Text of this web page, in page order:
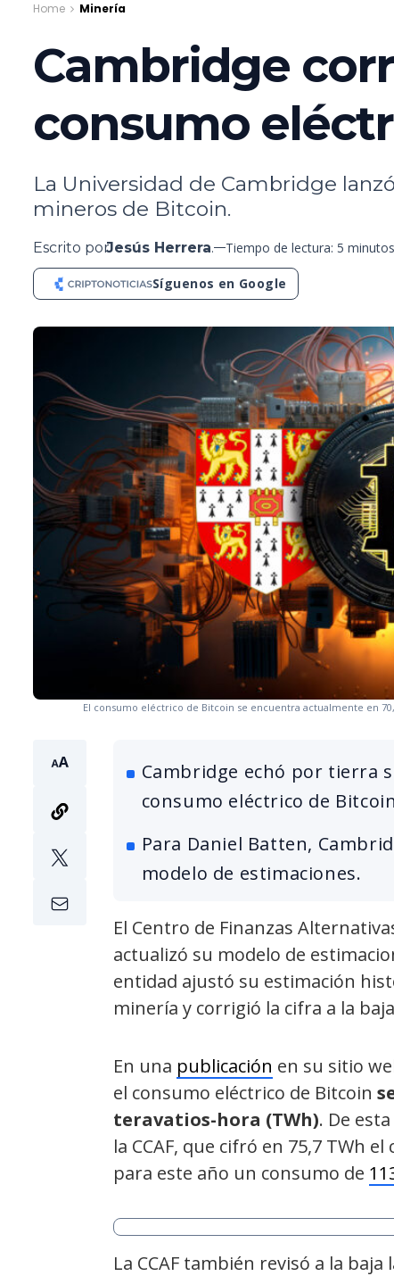
Home Minería
Cambridge
consumo
La Universidad de Cambridge
mineros de Bitcoin.
Escrito porJesús Herrera. Tiempo de lectura: 5 minutos
Síguenos en Google
El consumo eléctrico de Bitcoin se encuentra actualmente en
Cambridge echó por tierra
consumo eléctrico de
Para Daniel Batten,
modelo de estimaciones.
El Centro de Finanzas
actualizó su modelo de
entidad ajustó su estimación
minería y corrigió la cifra a la
En una publicación en su sitio
el consumo eléctrico de Bitcoin
teravatios-hora (TWh). De
la CCAF, que cifró en 75,7 TWh
para este año un consumo de
La CCAF también revisó a la